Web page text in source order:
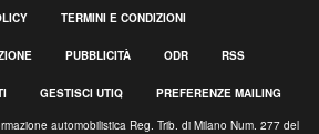
TERMINI E CONDIZIONI
PUBBLICITÀ ODR RSS
GESTISCI UTIQ PREFERENZE MAILING
automobilistica Reg. Trib. di Milano Num. 277 del